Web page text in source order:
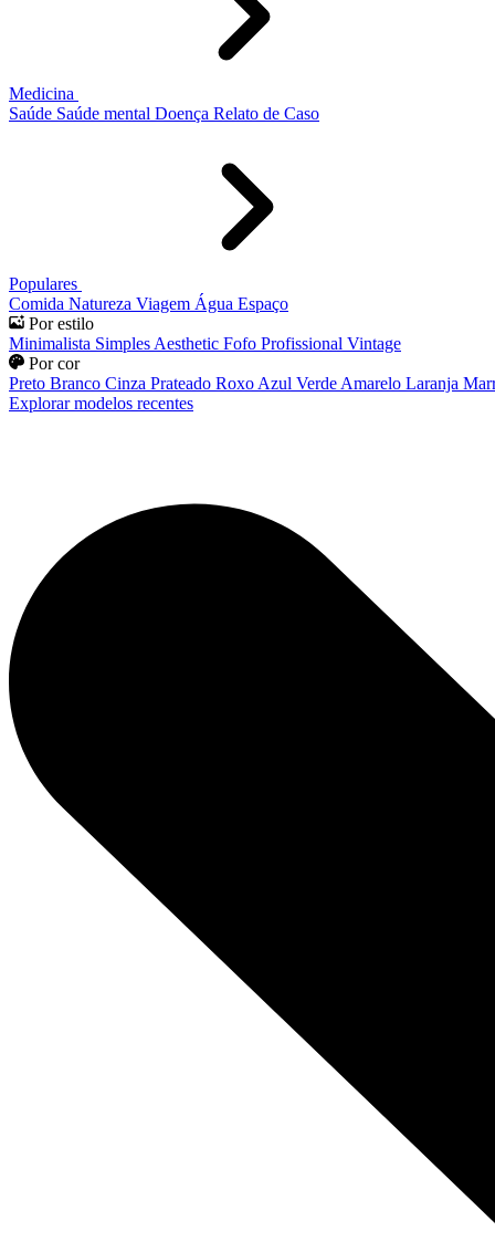
Medicina
Saúde Saúde mental Doença Relato de Caso
Populares
Comida Natureza Viagem Água Espaço
Por estilo
Minimalista Simples Aesthetic Fofo Profissional Vintage
Por cor
Preto Branco Cinza Prateado Roxo Azul Verde Amarelo Laranja
Explorar modelos recentes